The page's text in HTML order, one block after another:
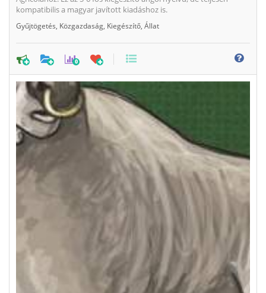
kompatibilis a magyar javított kiadáshoz is.
Gyűjtögetés, Közgazdaság, Kiegészítő, Állat
0